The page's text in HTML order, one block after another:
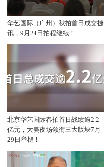
华艺国际（广州）秋拍首日成交捷
讯，9月24日拍程继续！
北京华艺国际春拍首日战绩逾2.2
亿元，大美夜场领衔三大版块7月
29日举槌！